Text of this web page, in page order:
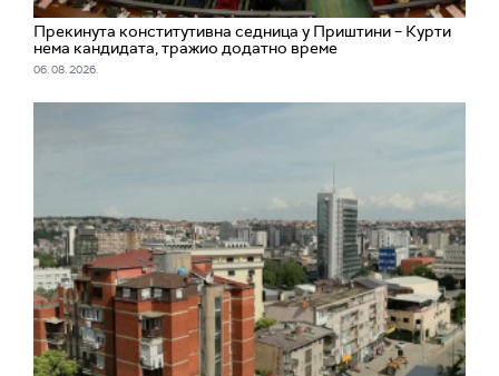
Прекинута конститутивна седница у Приштини – Курти
нема кандидата, тражио додатно време
06. 08. 2026.